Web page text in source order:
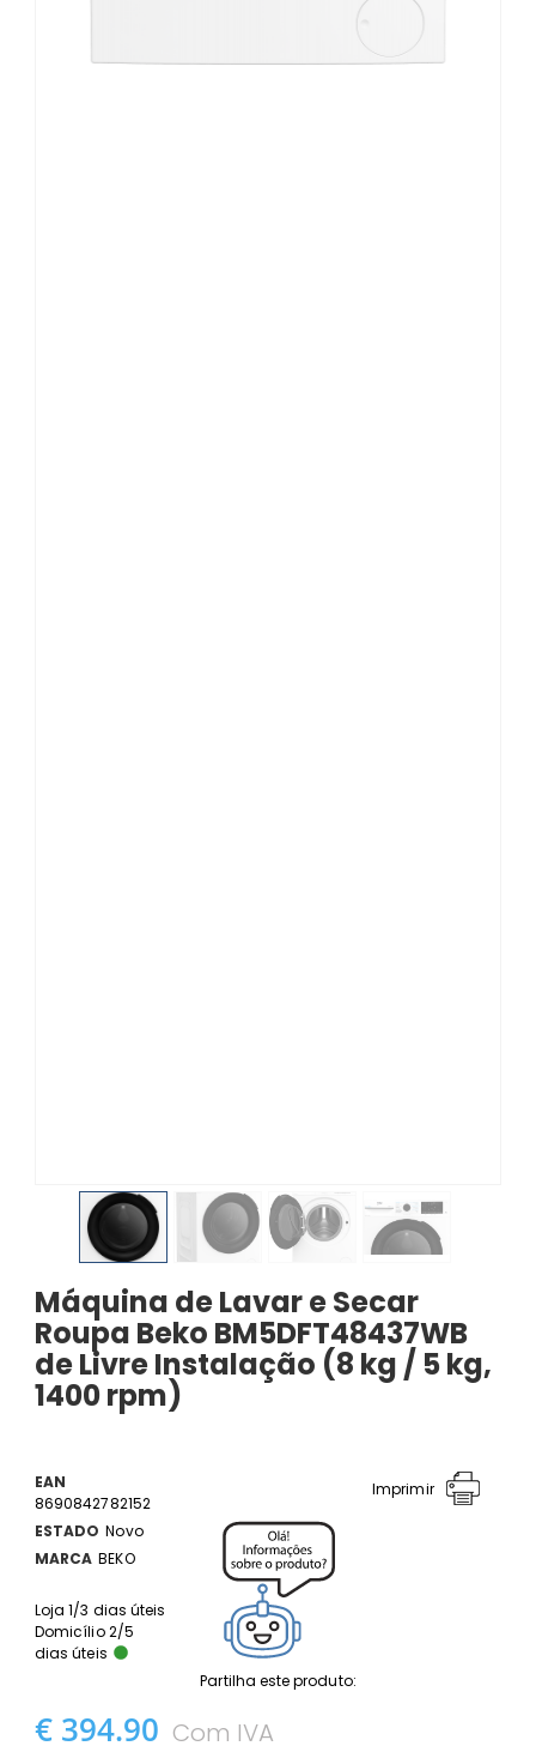
Máquina de Lavar e Secar
Roupa Beko BM5DFT48437WB
de Livre Instalação (8 kg / 5 kg,
1400 rpm)
EAN
8690842782152
ESTADO Novo
MARCA BEKO
Loja 1/3 dias úteis
Domicílio 2/5
dias úteis
Imprimir
Partilha este produto:
€ 394.90 Com IVA